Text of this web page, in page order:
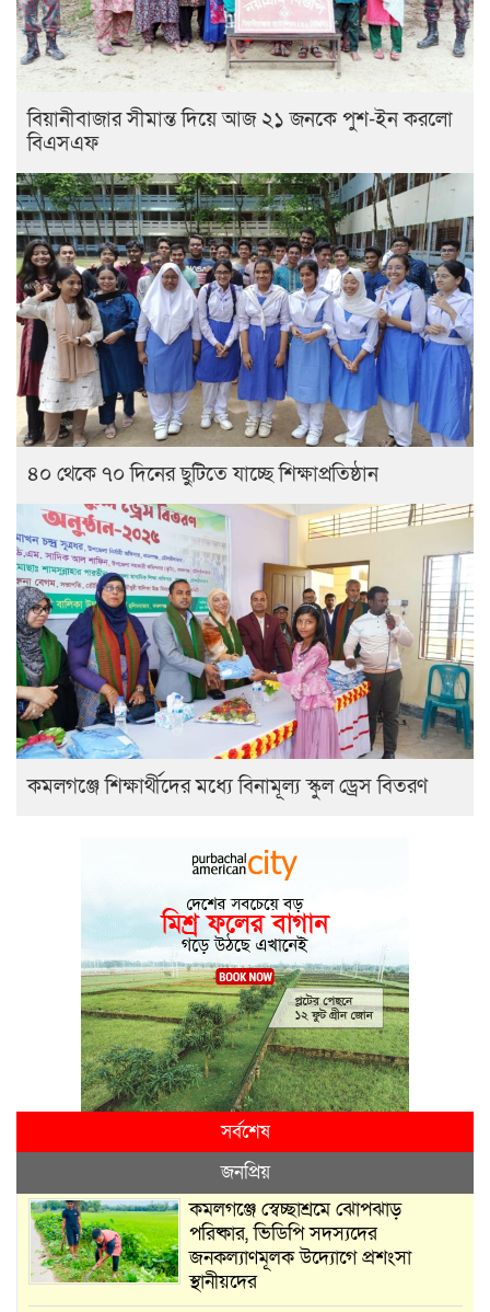
বিয়ানীবাজার সীমান্ত দিয়ে আজ ২১ জনকে পুশ-ইন করলো
বিএসএফ
৪০ থেকে ৭০ দিনের ছুটিতে যাচ্ছে শিক্ষাপ্রতিষ্ঠান
কমলগঞ্জে শিক্ষার্থীদের মধ্যে বিনামূল্য স্কুল ড্রেস বিতরণ
সর্বশেষ
জনপ্রিয়
কমলগঞ্জে স্বেচ্ছাশ্রমে ঝোপঝাড়
পরিষ্কার, ভিডিপি সদস্যদের
জনকল্যাণমূলক উদ্যোগে প্রশংসা
স্থানীয়দের